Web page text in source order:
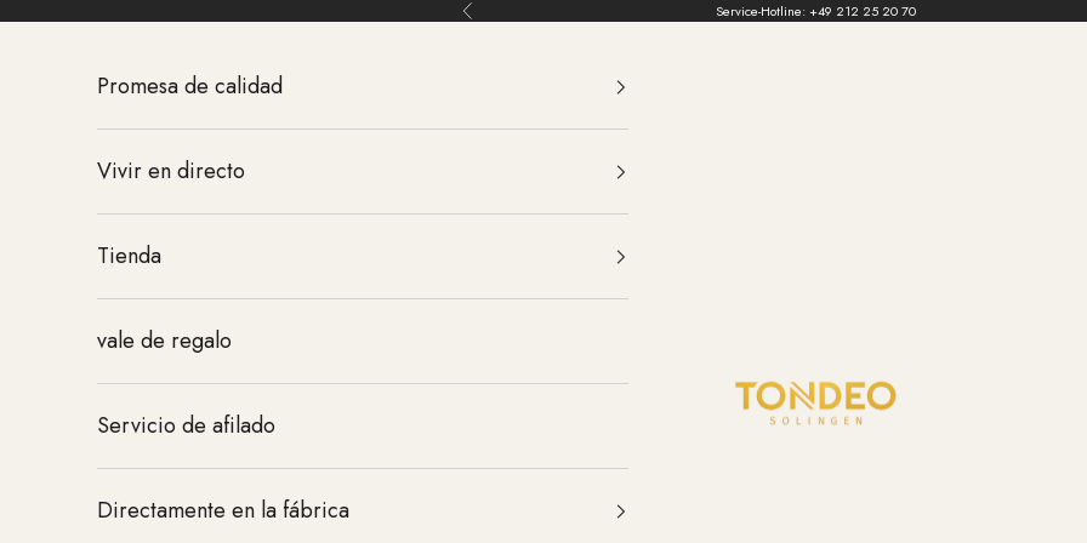
Ir al contenido Atrás Service-Hotline: +49 212 25 20 70
TONDEO
Promesa de calidad
Vivir en directo
Tienda
vale de regalo
Servicio de afilado
Directamente en la fábrica